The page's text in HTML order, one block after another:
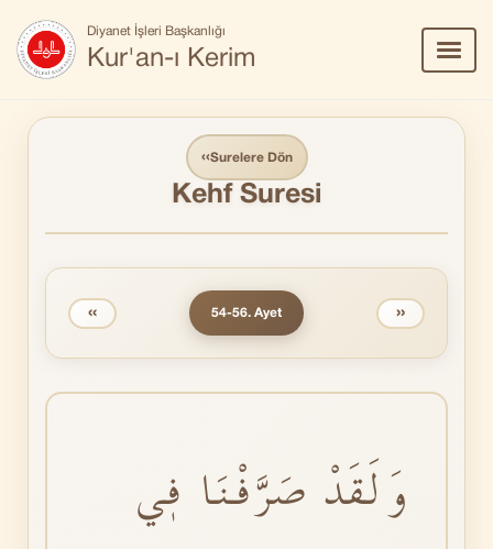
Diyanet İşleri Başkanlığı
Kur'an-ı Kerim
Aç/
‹‹Surelere Dön
Kehf Suresi
‹‹ 54-56. Ayet ››
وَلَقَدْ صَرَّفْنَا فٖي